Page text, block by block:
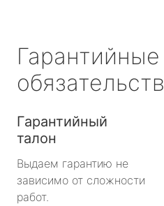
Гарантийные
Гарантийный
талон
Выдаем гарантию не
зависимо от сложности
работ.